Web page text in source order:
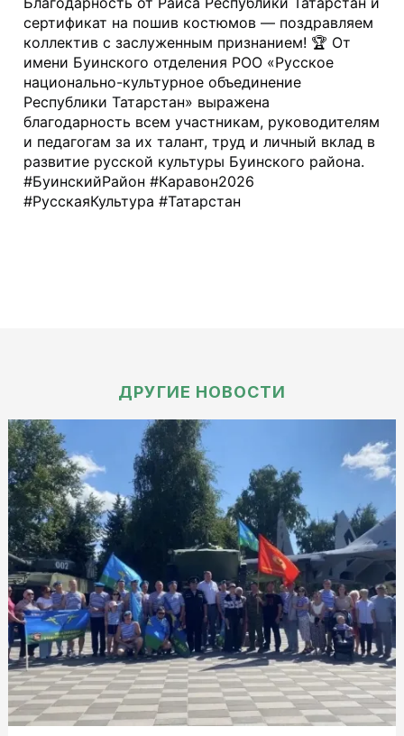
сертификат на пошив костюмов — поздравляем
коллектив с заслуженным признанием! 🏆 От
имени Буинского отделения РОО «Русское
национально-культурное объединение
Республики Татарстан» выражена
благодарность всем участникам, руководителям
и педагогам за их талант, труд и личный вклад в
развитие русской культуры Буинского района.
#БуинскийРайон #Каравон2026
#РусскаяКультура #Татарстан
ДРУГИЕ НОВОСТИ